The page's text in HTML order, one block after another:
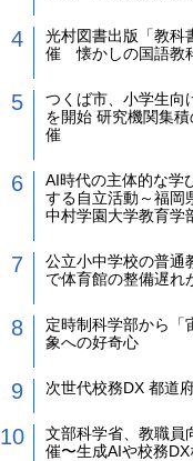
光村図書出版「教科
催 懐かしの国語教
つくば市、小学生向
を開始 研究機関集
催
AI時代の主体的な
する自立活動～福岡
中村学園大学教育
公立小中学校の普通
で体育館の整備遅れ
定時制科学部から
象への好奇心
次世代校務DX 都道
文部科学省、教職員
催〜生成AIや校務